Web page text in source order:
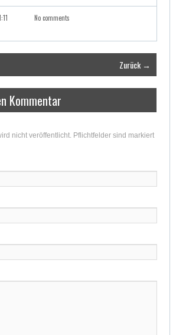
No comments
Zurück →
Kommentar
nicht veröffentlicht. Pflichtfelder sind markiert